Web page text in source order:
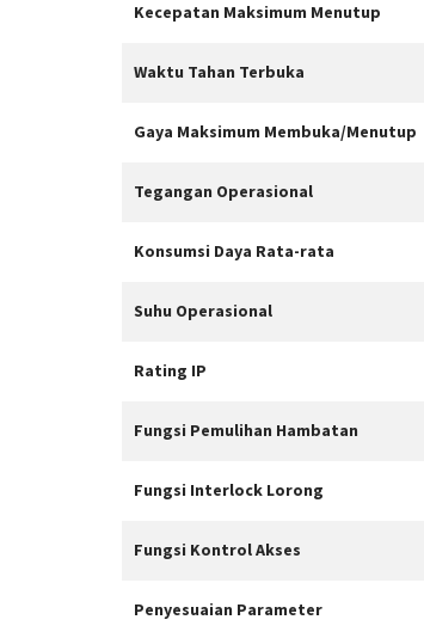
Kecepatan Maksimum Menutup
Waktu Tahan Terbuka
Gaya Maksimum Membuka/Menutup
Tegangan Operasional
Konsumsi Daya Rata-rata
Suhu Operasional
Rating IP
Fungsi Pemulihan Hambatan
Fungsi Interlock Lorong
Fungsi Kontrol Akses
Penyesuaian Parameter